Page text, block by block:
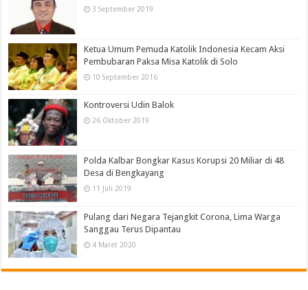
3 September 2019
Ketua Umum Pemuda Katolik Indonesia Kecam Aksi
Pembubaran Paksa Misa Katolik di Solo
10 September 2016
Kontroversi Udin Balok
26 Oktober 2019
Polda Kalbar Bongkar Kasus Korupsi 20 Miliar di 48
Desa di Bengkayang
11 Juli 2019
Pulang dari Negara Tejangkit Corona, Lima Warga
Sanggau Terus Dipantau
4 Maret 2020